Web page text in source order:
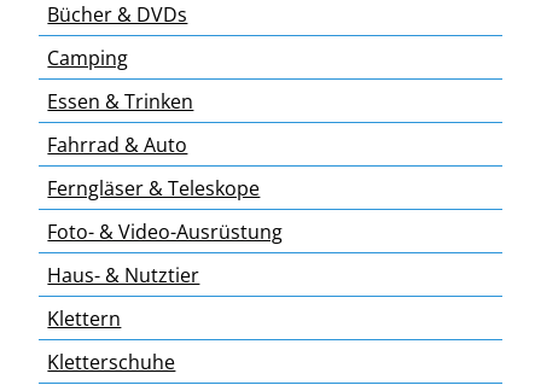
Bücher & DVDs
Camping
Essen & Trinken
Fahrrad & Auto
Ferngläser & Teleskope
Foto- & Video-Ausrüstung
Haus- & Nutztier
Klettern
Kletterschuhe